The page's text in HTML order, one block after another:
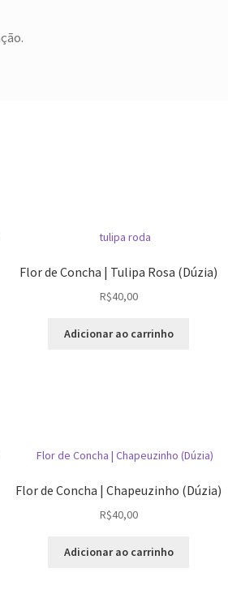
Flor de Concha | Tulipa Rosa (Dúzia)
R$40,00
Adicionar ao carrinho
Flor de Concha | Chapeuzinho (Dúzia)
R$40,00
Adicionar ao carrinho